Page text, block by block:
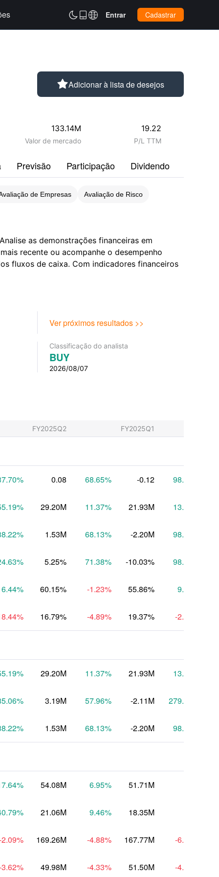
 Entrar Cadastrar
Adicionar à lista de desejos
133.14M
Valor de mercado
19.22
P/L TTM
Previsão Participação Dividendo
de Empresas Avaliação de Risco
as demonstrações financeiras em
recente ou acompanhe o desempenho
fluxos de caixa. Com indicadores financeiros
Ver próximos resultados >>
Classificação do analista
BUY
2026/08/07
FY2025Q2 FY2025Q1
% 0.08 68.65% -0.12 98.18
% 29.20M 11.37% 21.93M 13.91
% 1.53M 68.13% -2.20M 98.12
% 5.25% 71.38% -10.03% 98.35
6.44% 60.15% -1.23% 55.86% 9.13
% 16.79% -4.89% 19.37% -2.97
% 29.20M 11.37% 21.93M 13.91
% 3.19M 57.96% -2.11M 279.61
% 1.53M 68.13% -2.20M 98.12
% 54.08M 6.95% 51.71M
% 21.06M 9.46% 18.35M
% 169.26M -4.88% 167.77M -6.66
% 49.98M -4.33% 51.50M -4.67